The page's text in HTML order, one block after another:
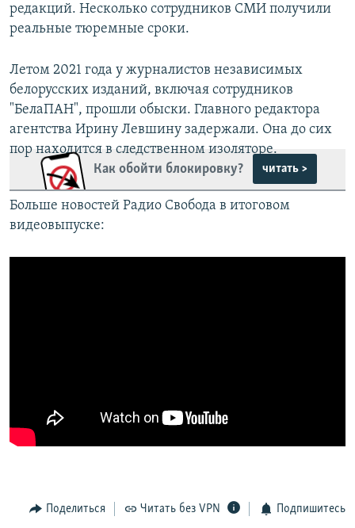
редакций. Несколько сотрудников СМИ получили
реальные тюремные сроки.
Летом 2021 года у журналистов независимых
белорусских изданий, включая сотрудников
"БелаПАН", прошли обыски. Главного редактора
агентства Ирину Левшину задержали. Она до сих
пор находится в следственном изоляторе.
Как обойти блокировку?
читать >
Больше новостей Радио Свобода в итоговом
видеовыпуске:
Поделиться Читать без VPN Подпишитесь